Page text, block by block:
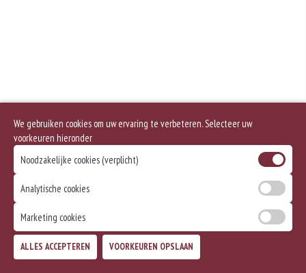
We gebruiken cookies om uw ervaring te verbeteren. Selecteer uw
voorkeuren hieronder
Noodzakelijke cookies (verplicht)
Analytische cookies
Marketing cookies
ALLES ACCEPTEREN VOORKEUREN OPSLAAN